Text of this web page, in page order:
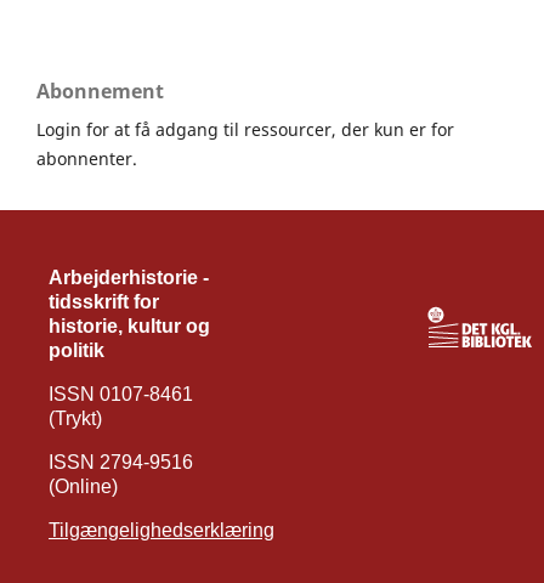
Abonnement
Login for at få adgang til ressourcer, der kun er for
abonnenter.
Arbejderhistorie -
tidsskrift for
historie, kultur og
politik
ISSN 0107-8461
(Trykt)
ISSN 2794-9516
(Online)
Tilgængelighedserklæring